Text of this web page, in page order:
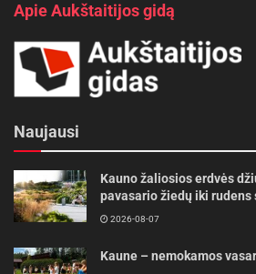
Apie Aukštaitijos gidą
Naujausi
Kauno žaliosios erdvės
pavasario žiedų iki rudens
2026-08-07
Kaune – nemokamos